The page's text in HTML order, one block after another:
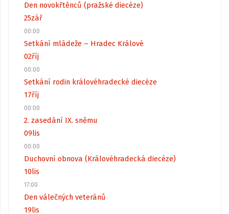
Den novokřtěnců (pražské diecéze)
25zář
00:00
Setkání mládeže – Hradec Králové
02říj
00:00
Setkání rodin královéhradecké diecéze
17říj
00:00
2. zasedání IX. sněmu
09lis
00:00
Duchovní obnova (Královéhradecká diecéze)
10lis
17:00
Den válečných veteránů
19lis